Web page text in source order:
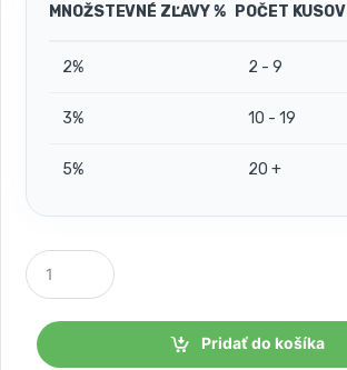
MNOŽSTEVNÉ ZĽAVY % POČET KUSOV
2% 2 - 9
3% 10 - 19
5% 20 +
P
o
č
Pridať do košíka